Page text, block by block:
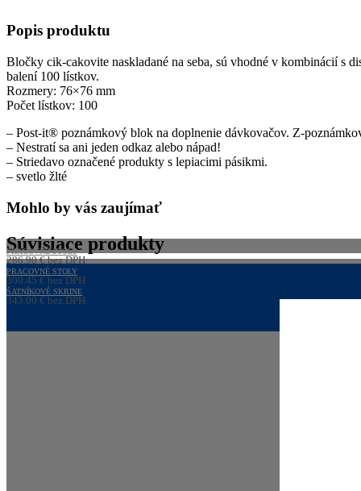
76x76
žltý
12x100
lístkov
Popis produktu
Bločky cik-cakovite naskladané na seba, sú vhodné v kombinácií s
balení 100 lístkov.
Rozmery: 76×76 mm
Počet lístkov: 100
– Post-it® poznámkový blok na doplnenie dávkovačov. Z-
– Nestratí sa ani jeden odkaz alebo nápad!
– Striedavo označené produkty s lepiacimi pásikmi.
– svetlo žlté
Mohlo by vás zaujímať
Súvisiace produkty
PRACOVNÉ STOLY
286,90€bez DPH
352,89€s DPH
PRACOVNÉ STOLY
300,45€bez DPH
369,55€s DPH
ŠATNÍKOVÉ SKRINE
343,00€bez DPH